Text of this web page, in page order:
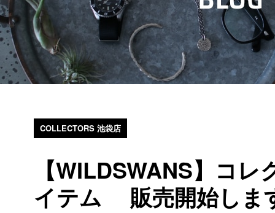
COLLECTORS 池袋店
【WILDSWANS】コ
イテム 販売開始しま